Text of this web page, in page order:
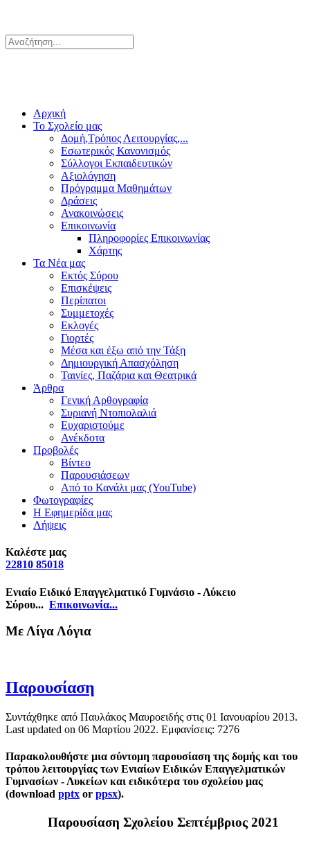
Αρχική
Το Σχολείο μας
Δομή,Τρόπος Λειτουργίας,...
Εσωτερικός Κανονισμός
Σύλλογοι Εκπαιδευτικών
Αξιολόγηση
Πρόγραμμα Μαθημάτων
Δράσεις
Ανακοινώσεις
Επικοινωνία
Πληροφορίες Επικοινωνίας
Χάρτης
Τα Νέα μας
Εκτός Σύρου
Επισκέψεις
Περίπατοι
Συμμετοχές
Εκλογές
Γιορτές
Μέσα και έξω από την Τάξη
Δημιουργική Απασχόληση
Ταινίες, Παζάρια και Θεατρικά
Άρθρα
Γενική Αρθογραφία
Συριανή Ντοπιολαλιά
Ευχαριστούμε
Ανέκδοτα
Προβολές
Βίντεο
Παρουσιάσεων
Από το Κανάλι μας (YouTube)
Φωτογραφίες
Η Εφημερίδα μας
Λήψεις
Καλέστε μας
22810 85018
Ενιαίο Ειδικό Επαγγελματικό Γυμνάσιο - Λύκειο
Σύρου... Επικοινωνία...
Με Λίγα Λόγια
Παρουσίαση
Συντάχθηκε από Παυλάκος Μαυροειδής στις 01 Ιανουαρίου 2013.
Last updated on 06 Μαρτίου 2022. Εμφανίσεις: 7276
Παρακολουθήστε μια σύντομη παρουσίαση της δομής και του
τρόπου λειτουργίας των Ενιαίων Ειδικών Επαγγελματικών
Γυμνασίων - Λυκείων και ειδικότερα του σχολείου μας
(download pptx or ppsx).
Παρουσίαση Σχολείου Σεπτέμβριος 2021